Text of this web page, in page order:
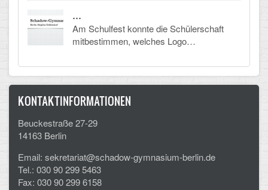
…
Am Schulfest konnte die Schülerschaft
mitbestimmen, welches Logo…
KONTAKTINFORMATIONEN
Beuckestraße 27-29
14163 Berlin
Email: sekretariat@schadow-gymnasium-berlin.de
Tel.: 030 90 299 5463
Fax: 030 90 299 6158